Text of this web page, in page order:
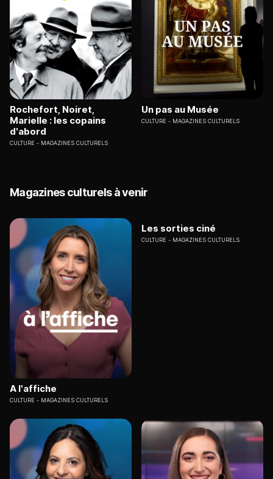
Rochefort, Noiret,
Marielle : les copains
d'abord
CULTURE MAGAZINES CULTURELS
Un pas au Musée
CULTURE MAGAZINES CULTURELS
Magazines culturels à venir
A l'affiche
CULTURE MAGAZINES CULTURELS
Les sorties ciné
CULTURE MAGAZINES CULTURELS